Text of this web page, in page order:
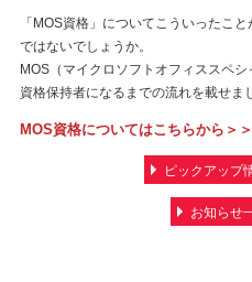
「MOS資格」についてこういったこ
ではないでしょうか。
MOS（マイクロソフトオフィススペ
資格保持者になるまでの流れを載せま
MOS資格についてはこちらから＞＞
ピックアップ
お知らせ